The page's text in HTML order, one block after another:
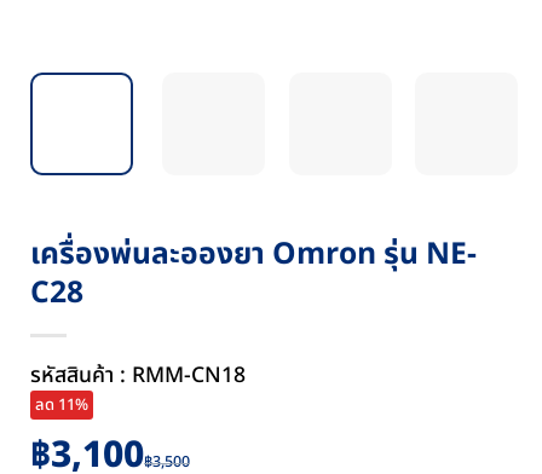
เครื่องพ่นละอองยา Omron รุ่น NE-
C28
รหัสสินค้า : RMM-CN18
ลด 11%
฿3,500
Original
฿3,100
Current